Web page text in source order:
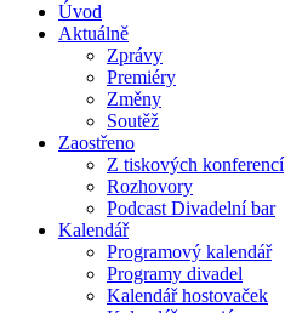
Úvod
Aktuálně
Zprávy
Premiéry
Změny
Soutěž
Zaostřeno
Z tiskových konferencí
Rozhovory
Podcast Divadelní bar
Kalendář
Programový kalendář
Programy divadel
Kalendář hostovaček